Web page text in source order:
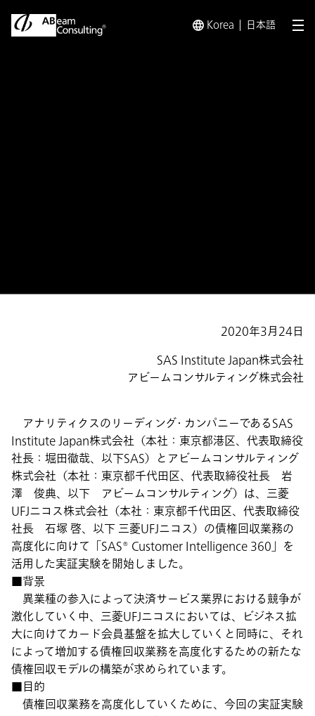
Korea 日本語 メ
2020年3月24日
SAS Institute Japan株式会社
アビームコンサルティング株式会社
アナリティクスのリーディング・カンパニーであるSAS
Institute Japan株式会社（本社：東京都港区、代表取締役
社長：堀田徹哉、以下SAS）とアビームコンサルティング
株式会社（本社：東京都千代田区、代表取締役社長 岩
澤 俊典、以下 アビームコンサルティング）は、三菱
UFJニコス株式会社（本社：東京都千代田区、代表取締役
社長 石塚 啓、以下 三菱UFJニコス）の債権回収業務の
高度化に向けて「SAS® Customer Intelligence 360」を
活用した実証実験を開始しました。
■背景
異業種の参入によって決済サービス業界における競争が
激化していく中、三菱UFJニコスにおいては、ビジネス拡
大に向けてカード会員基盤を拡大していくと同時に、それ
によって増加する債権回収業務を高度化するための新たな
債権回収モデルの構築が求められています。
■目的
債権回収業務を高度化していくために、今回の実証実験